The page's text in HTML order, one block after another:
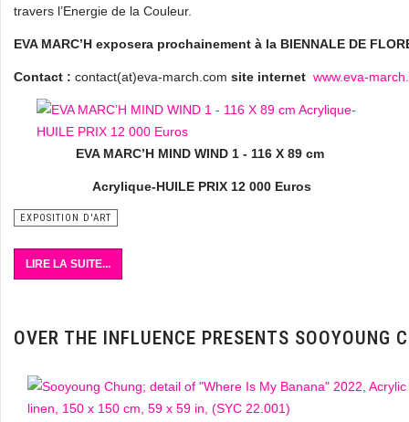
travers l’Energie de la Couleur.
EVA MARC’H exposera prochainement à la BIENNALE DE
Contact : contact(at)eva-march.com site internet www.eva-
EVA MARC’H MIND WIND 1 - 116 X 89 cm
Acrylique-HUILE PRIX 12 000 Euros
EXPOSITION D'ART
LIRE LA SUITE...
OVER THE INFLUENCE PRESENTS SOOYOUNG